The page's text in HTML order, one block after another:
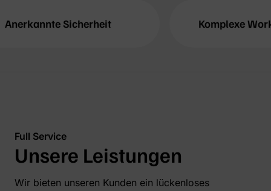
Komplexe Workflows
Full Service
Unsere Leistungen
Wir bieten unseren Kunden ein lückenloses